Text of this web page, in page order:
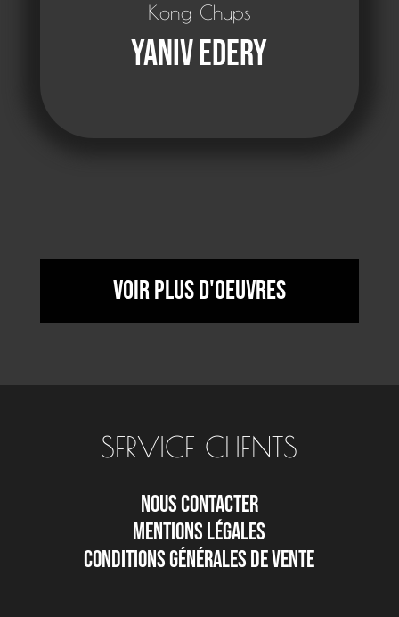
Kong Chups
Yaniv Edery
Voir plus d'oeuvres
SERVICE CLIENTS
NOUS CONTACTER
MENTIONS LÉGALES
CONDITIONS GÉNÉRALES DE VENTE